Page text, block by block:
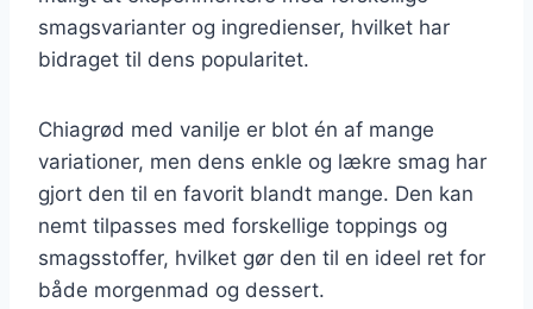
smagsvarianter og ingredienser, hvilket har
bidraget til dens popularitet.
Chiagrød med vanilje er blot én af mange
variationer, men dens enkle og lækre smag har
gjort den til en favorit blandt mange. Den kan
nemt tilpasses med forskellige toppings og
smagsstoffer, hvilket gør den til en ideel ret for
både morgenmad og dessert.